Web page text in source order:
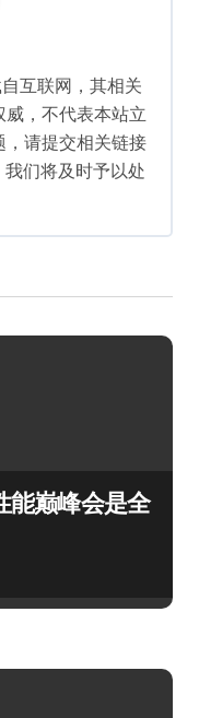
互联网，其相关
，不代表本站立
请提交相关链接
们将及时予以处
能巅峰会是全